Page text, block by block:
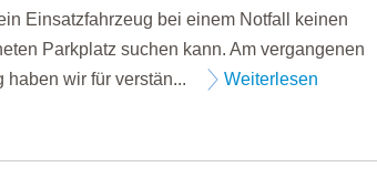
Einsatzfahrzeug bei einem Notfall keinen
Parkplatz suchen kann. Am vergangenen
haben wir für verstän...
Weiterlesen